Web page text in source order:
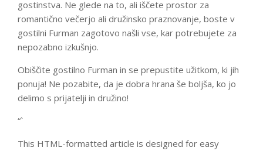
gostinstva. Ne glede na to, ali iščete prostor za
romantično večerjo ali družinsko praznovanje, boste v
gostilni Furman zagotovo našli vse, kar potrebujete za
nepozabno izkušnjo.
Obiščite gostilno Furman in se prepustite užitkom, ki jih
ponuja! Ne pozabite, da je dobra hrana še boljša, ko jo
delimo s prijatelji in družino!
“`
This HTML-formatted article is designed for easy